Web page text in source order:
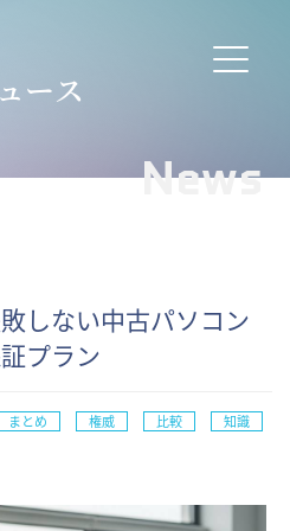
ース
News
しない中古パソコン
プラン
まとめ 権威 比較
知識